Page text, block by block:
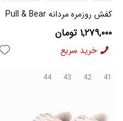
کفش روزمره مردانه Pull & Bear
بند دار مدل 49556
۱,۲۷۹,۰۰۰ تومان
خرید سریع
41
42
43
44